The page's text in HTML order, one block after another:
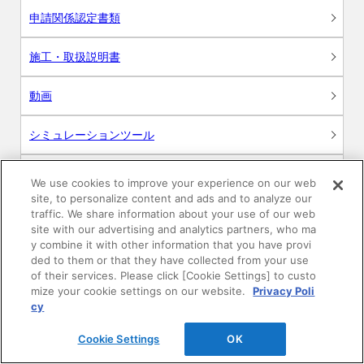
申請関係認定書類
施工・取扱説明書
動画
シミュレーションツール
簡易設計見積ソフト
R&Dセンター環境測定・分析サービス
商品マスター申し込み
We use cookies to improve your experience on our web
site, to personalize content and ads and to analyze our
traffic. We share information about your use of our web
site with our advertising and analytics partners, who ma
y combine it with other information that you have provi
ded to them or that they have collected from your use
of their services. Please click [Cookie Settings] to custo
mize your cookie settings on our website.
Privacy Poli
cy
Cookie Settings OK